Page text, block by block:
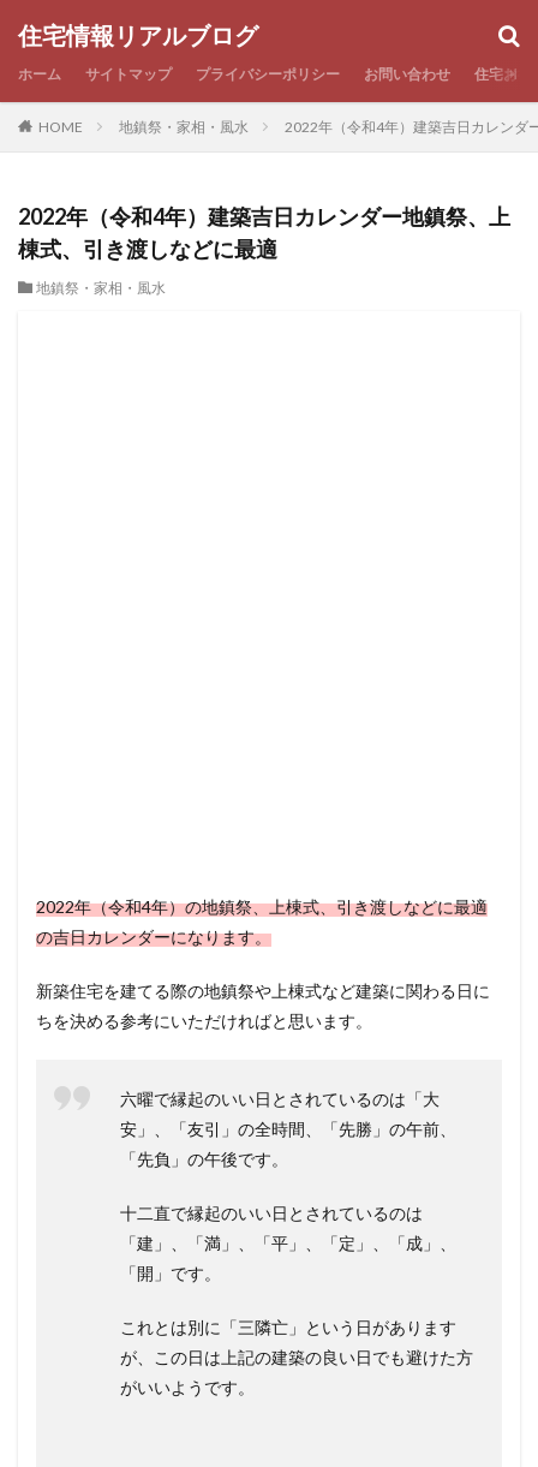
住宅情報リアルブログ
ホーム サイトマップ プライバシーポリシー お問い合わせ 住宅お役
HOME 地鎮祭・家相・風水 2022年（令和4年）建築吉日カレンダ
2022年（令和4年）建築吉日カレンダー地鎮祭、上
棟式、引き渡しなどに最適
地鎮祭・家相・風水
2022年（令和4年）の地鎮祭、上棟式、引き渡しなどに最適
の吉日カレンダーになります。
新築住宅を建てる際の地鎮祭や上棟式など建築に関わる日に
ちを決める参考にいただければと思います。
六曜で縁起のいい日とされているのは「大
安」、「友引」の全時間、「先勝」の午前、
「先負」の午後です。
十二直で縁起のいい日とされているのは
「建」、「満」、「平」、「定」、「成」、
「開」です。
これとは別に「三隣亡」という日があります
が、この日は上記の建築の良い日でも避けた方
がいいようです。